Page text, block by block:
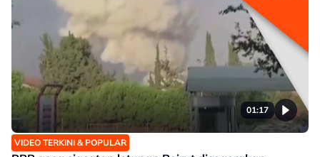
01:17
VIDEO TERKINI & POPULAR